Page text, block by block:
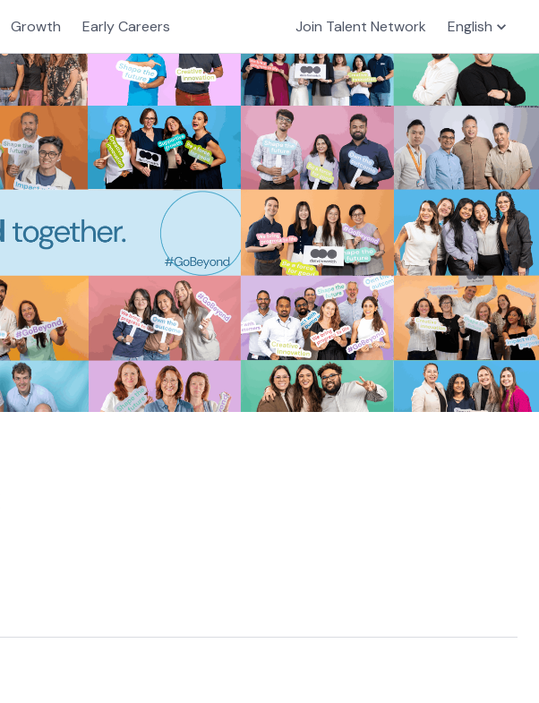
Growth Early Careers Join Talent Network English